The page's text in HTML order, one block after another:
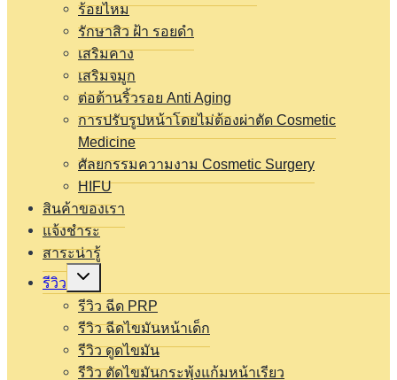
ร้อยไหม
รักษาสิว ฝ้า รอยดำ
เสริมคาง
เสริมจมูก
ต่อต้านริ้วรอย Anti Aging
การปรับรูปหน้าโดยไม่ต้องผ่าตัด Cosmetic
Medicine
ศัลยกรรมความงาม Cosmetic Surgery
HIFU
สินค้าของเรา
แจ้งชำระ
สาระน่ารู้
รีวิว
Expand
menu
รีวิว ฉีด PRP
รีวิว ฉีดไขมันหน้าเด็ก
รีวิว ดูดไขมัน
รีวิว ตัดไขมันกระพุ้งแก้มหน้าเรียว